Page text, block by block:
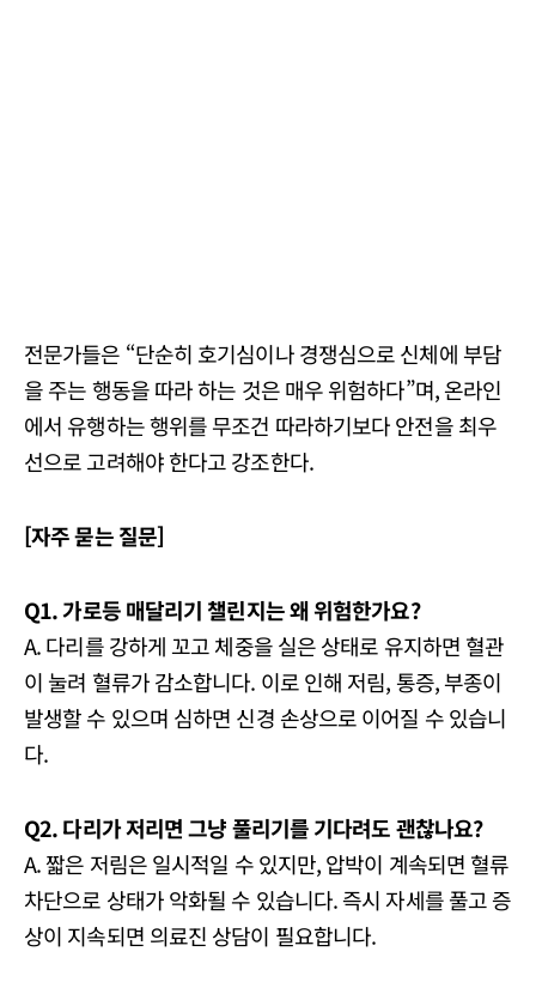
전문가들은 “단순히 호기심이나 경쟁심으로 신체에 부담
을 주는 행동을 따라 하는 것은 매우 위험하다”며, 온라인
에서 유행하는 행위를 무조건 따라하기보다 안전을 최우
선으로 고려해야 한다고 강조한다.
[자주 묻는 질문]
Q1. 가로등 매달리기 챌린지는 왜 위험한가요?
A. 다리를 강하게 꼬고 체중을 실은 상태로 유지하면 혈관
이 눌려 혈류가 감소합니다. 이로 인해 저림, 통증, 부종이
발생할 수 있으며 심하면 신경 손상으로 이어질 수 있습니
다.
Q2. 다리가 저리면 그냥 풀리기를 기다려도 괜찮나요?
A. 짧은 저림은 일시적일 수 있지만, 압박이 계속되면 혈류
차단으로 상태가 악화될 수 있습니다. 즉시 자세를 풀고 증
상이 지속되면 의료진 상담이 필요합니다.